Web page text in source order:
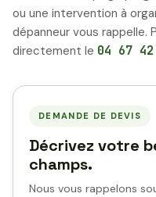
ou une intervention à
dépanneur vous rappelle.
directement le 04 67
DEMANDE DE DEVIS
Décrivez votre
champs.
Nous vous rappelons